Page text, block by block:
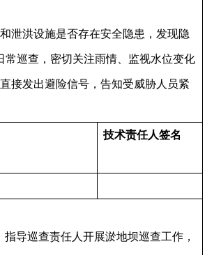
泄洪设施是否存在安全隐患，发现隐
巡查，密切关注雨情、监视水位变化
接发出避险信号，告知受威胁人员紧
技术责任人签名
导巡查责任人开展淤地坝巡查工作，